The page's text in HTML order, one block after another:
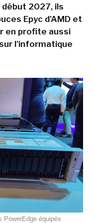
2027, ils
Epyc d'AMD et
en profite aussi
l'informatique
PowerEdge équipés